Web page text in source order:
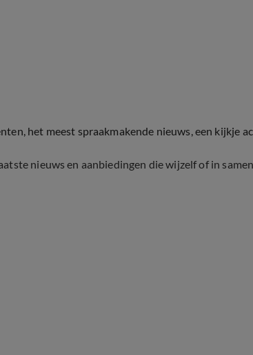
het meest spraakmakende nieuws, een kijkje
nieuws en aanbiedingen die wijzelf of in